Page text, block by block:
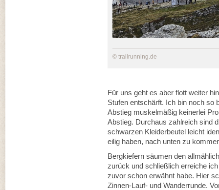
© trailrunning.de
Für uns geht es aber flott weiter
Stufen entschärft. Ich bin noch so
Abstieg muskelmäßig keinerlei
Abstieg. Durchaus zahlreich sind
schwarzen Kleiderbeutel leicht
eilig haben, nach unten zu
Bergkiefern säumen den
zurück und schließlich erreiche
zuvor schon erwähnt habe. Hier
Zinnen-Lauf- und Wanderrunde.